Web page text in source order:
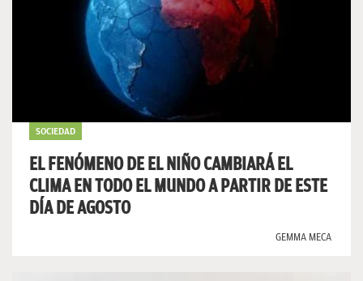
SOCIEDAD
EL FENÓMENO DE EL NIÑO CAMBIARÁ EL
CLIMA EN TODO EL MUNDO A PARTIR DE ESTE
DÍA DE AGOSTO
GEMMA MECA